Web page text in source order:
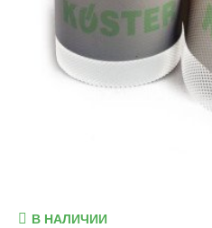
В НАЛИЧИИ